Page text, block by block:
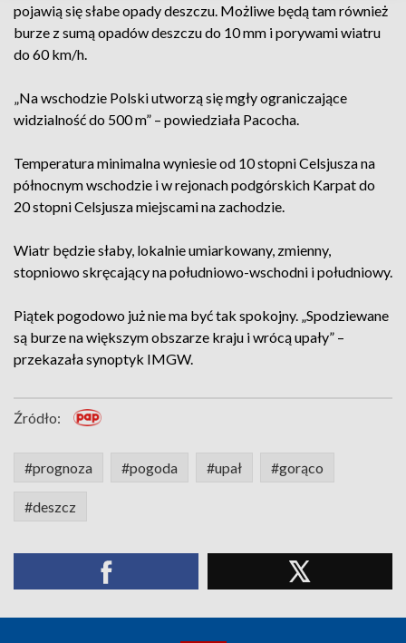
pojawią się słabe opady deszczu. Możliwe będą tam również
burze z sumą opadów deszczu do 10 mm i porywami wiatru
do 60 km/h.
„Na wschodzie Polski utworzą się mgły ograniczające
widzialność do 500 m” – powiedziała Pacocha.
Temperatura minimalna wyniesie od 10 stopni Celsjusza na
północnym wschodzie i w rejonach podgórskich Karpat do
20 stopni Celsjusza miejscami na zachodzie.
Wiatr będzie słaby, lokalnie umiarkowany, zmienny,
stopniowo skręcający na południowo-wschodni i południowy.
Piątek pogodowo już nie ma być tak spokojny. „Spodziewane
są burze na większym obszarze kraju i wrócą upały” –
przekazała synoptyk IMGW.
Źródło:
#prognoza #pogoda #upał #gorąco
#deszcz